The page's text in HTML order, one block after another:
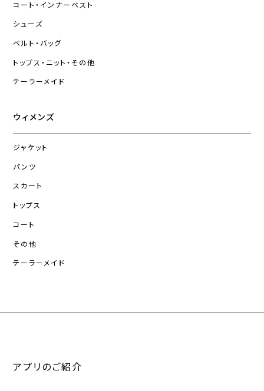
コート・インナーベスト
シューズ
ベルト・バッグ
トップス・ニット・その他
テーラーメイド
ウィメンズ
ジャケット
パンツ
スカート
トップス
コート
その他
テーラーメイド
アプリのご紹介